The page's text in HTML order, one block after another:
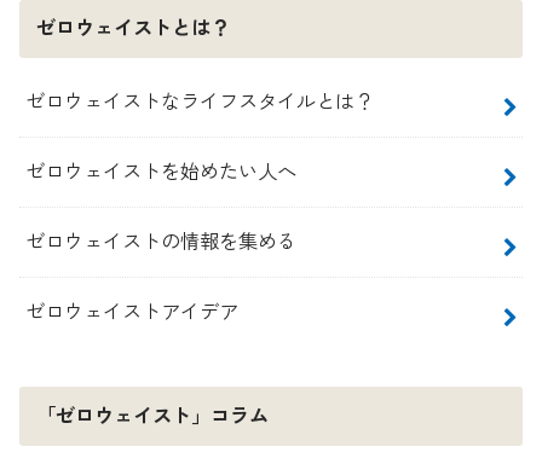
ゼロウェイストとは？
ゼロウェイストなライフスタイルとは？
ゼロウェイストを始めたい人へ
ゼロウェイストの情報を集める
ゼロウェイストアイデア
「ゼロウェイスト」コラム